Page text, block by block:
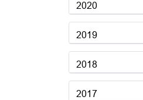
2020
2019
2018
2017